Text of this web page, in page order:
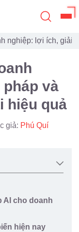
nghiệp: lợi ích, giải
và
hiệu quả
giả: Phú Quí
AI cho doanh
hiện nay